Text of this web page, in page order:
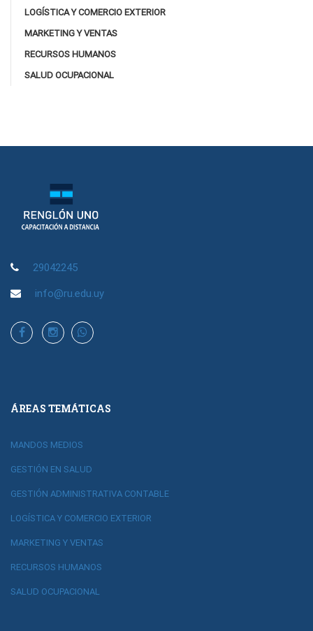
LOGÍSTICA Y COMERCIO EXTERIOR
MARKETING Y VENTAS
RECURSOS HUMANOS
SALUD OCUPACIONAL
29042245
info@ru.edu.uy
ÁREAS TEMÁTICAS
MANDOS MEDIOS
GESTIÓN EN SALUD
GESTIÓN ADMINISTRATIVA CONTABLE
LOGÍSTICA Y COMERCIO EXTERIOR
MARKETING Y VENTAS
RECURSOS HUMANOS
SALUD OCUPACIONAL